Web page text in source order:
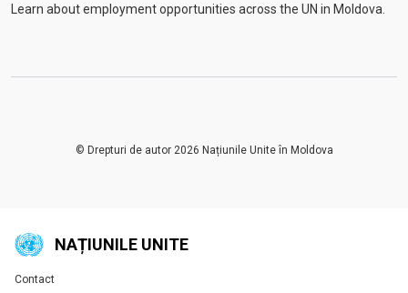
Learn about employment opportunities across the UN in Moldova.
© Drepturi de autor 2026 Națiunile Unite în Moldova
NAȚIUNILE UNITE
Global U.N. menu
Contact